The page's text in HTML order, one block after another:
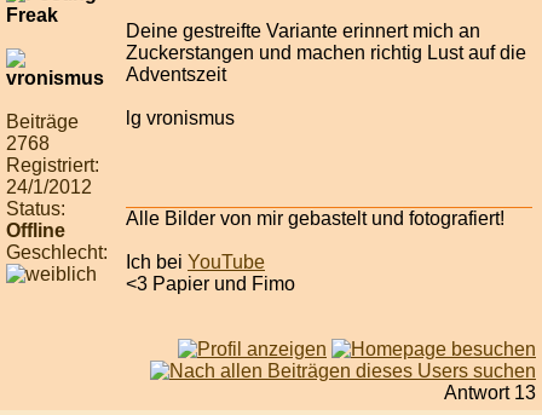
Beiträge
2768
Registriert:
24/1/2012
Status:
Offline
Geschlecht:
Deine gestreifte Variante erinnert mich an
Zuckerstangen und machen richtig Lust auf die
Adventszeit
lg vronismus
Alle Bilder von mir gebastelt und fotografiert!
Ich bei YouTube
<3 Papier und Fimo
Antwort 13